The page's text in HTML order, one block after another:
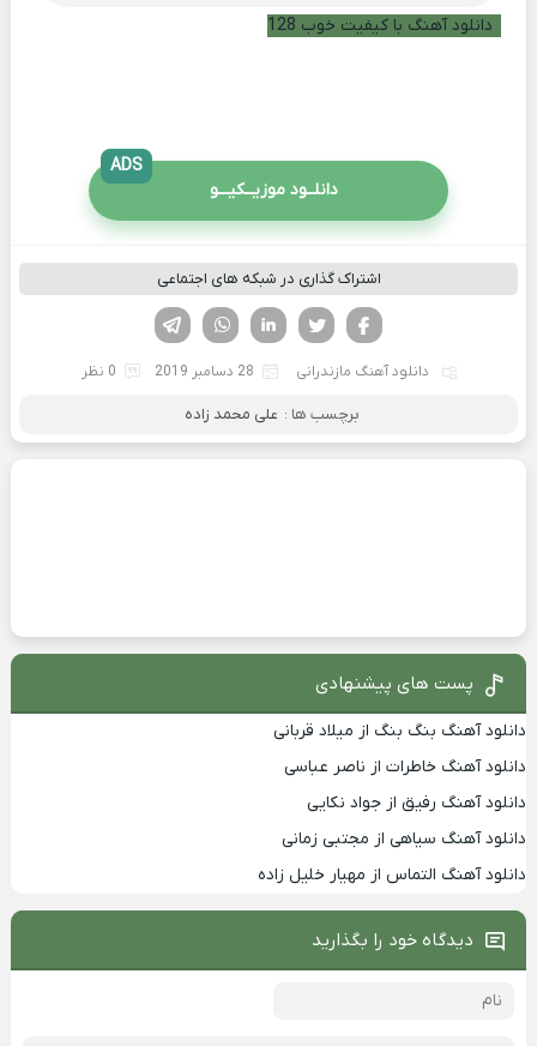
دانلود آهنگ با کیفیت خوب 128
دانلــود موزیــکیـــو
ADS
اشتراک گذاری در شبکه های اجتماعی
لینکدین تویتر
فیسوک
دانلود آهنگ مازندرانی 28 دسامبر 2019 0 نظر
برچسب ها : علی محمد زاده
پست های پیشنهادی
دانلود آهنگ بنگ بنگ از میلاد قربانی
دانلود آهنگ خاطرات از ناصر عباسی
دانلود آهنگ رفیق از جواد نکایی
دانلود آهنگ سیاهی از مجتبی زمانی
دانلود آهنگ التماس از مهیار خلیل زاده
دیدگاه خود را بگذارید